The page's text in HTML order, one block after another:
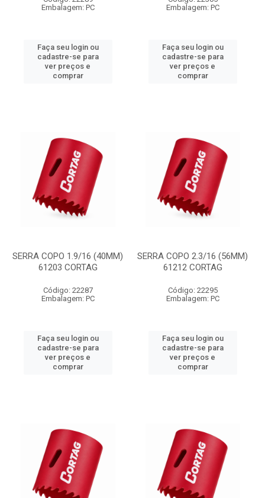
Embalagem: PC
Faça seu login ou
cadastre-se para
ver preços e
comprar
Embalagem: PC
Faça seu login ou
cadastre-se para
ver preços e
comprar
SERRA COPO 1.9/16 (40MM)
61203 CORTAG
Código: 22287
Embalagem: PC
Faça seu login ou
cadastre-se para
ver preços e
comprar
SERRA COPO 2.3/16 (56MM)
61212 CORTAG
Código: 22295
Embalagem: PC
Faça seu login ou
cadastre-se para
ver preços e
comprar